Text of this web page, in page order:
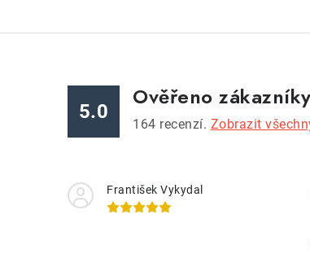
5.0
Ověřeno zákazníky
164 recenzí. Zobrazit
František Vykydal